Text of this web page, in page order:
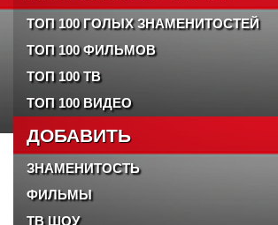
ТОП 100 ГОЛЫХ ЗНАМЕНИТОСТЕЙ
ТОП 100 ФИЛЬМОВ
ТОП 100 ТВ
ТОП 100 ВИДЕО
ДОБАВИТЬ
ЗНАМЕНИТОСТЬ
ФИЛЬМЫ
ТВ ШОУ